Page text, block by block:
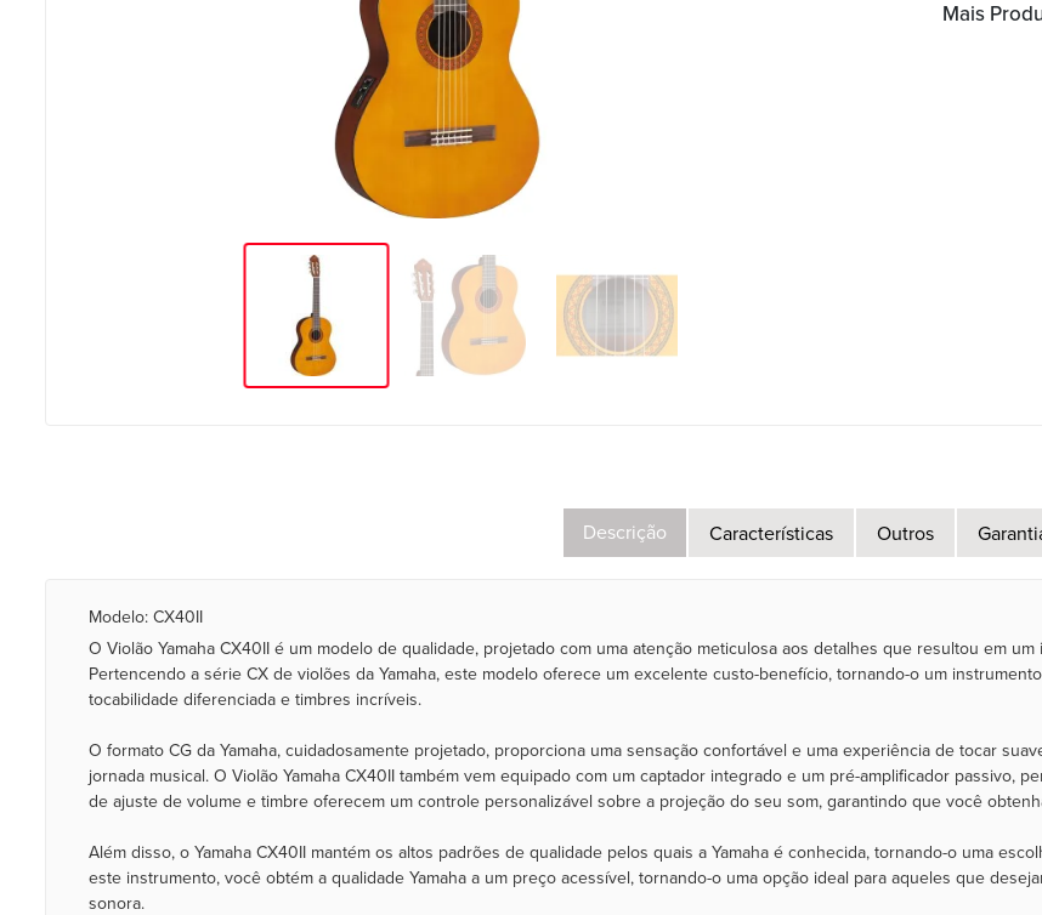
Mais
Descrição Características Outros
Modelo: CX40II
O Violão Yamaha CX40II é um modelo de qualidade, projetado com uma atenção meticulosa aos detalhes que resultou em
Pertencendo a série CX de violões da Yamaha, este modelo oferece um excelente custo-benefício, tornando-o um
tocabilidade diferenciada e timbres incríveis.
O formato CG da Yamaha, cuidadosamente projetado, proporciona uma sensação confortável e uma experiência de tocar
jornada musical. O Violão Yamaha CX40II também vem equipado com um captador integrado e um pré-amplificador passivo,
de ajuste de volume e timbre oferecem um controle personalizável sobre a projeção do seu som, garantindo que você
Além disso, o Yamaha CX40II mantém os altos padrões de qualidade pelos quais a Yamaha é conhecida, tornando-o uma
este instrumento, você obtém a qualidade Yamaha a um preço acessível, tornando-o uma opção ideal para aqueles que
sonora.